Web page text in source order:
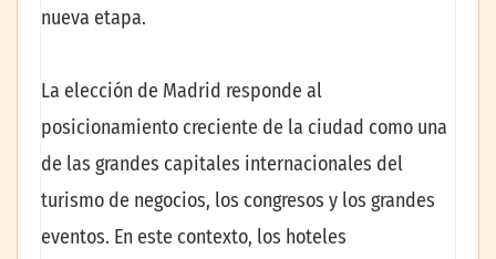
nueva etapa.
La elección de Madrid responde al
posicionamiento creciente de la ciudad como una
de las grandes capitales internacionales del
turismo de negocios, los congresos y los grandes
eventos. En este contexto, los hoteles